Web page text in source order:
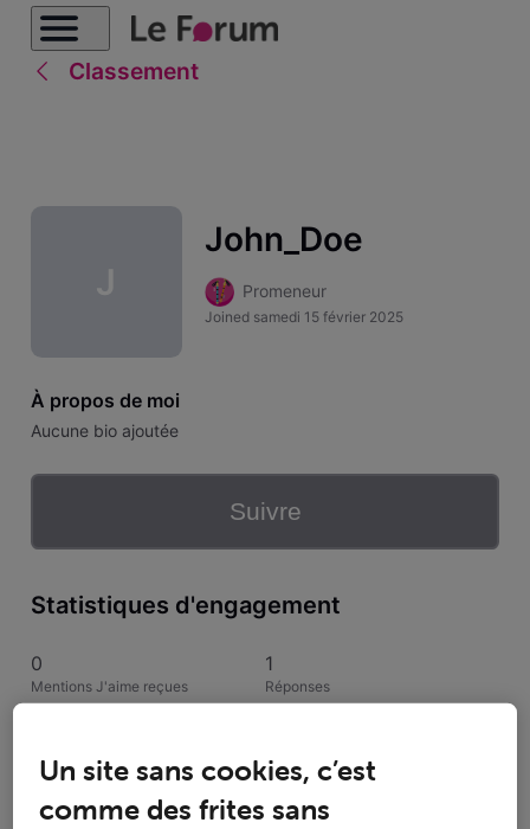
Classement
J
John_Doe
Promeneur
Joined samedi 15 février 2025
À propos de moi
Aucune bio ajoutée
Suivre
Statistiques d'engagement
0
Mentions J'aime reçues
1
Réponses
Conversations suivies Publications
Un site sans cookies, c’est
comme des frites sans